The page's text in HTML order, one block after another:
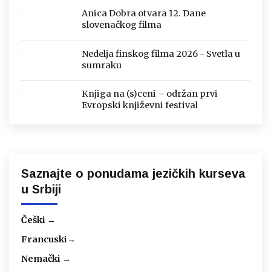
Anica Dobra otvara 12. Dane
slovenačkog filma
Nedelja finskog filma 2026 - Svetla u
sumraku
Knjiga na (s)ceni – održan prvi
Evropski književni festival
Saznajte o ponudama jezičkih kurseva
u Srbiji
Češki →
Francuski→
Nemački →